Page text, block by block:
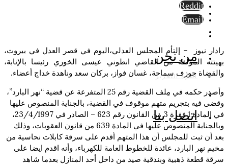
من نحن
أسرة التحرير
اتصل بنا
Reddit
Email
رادار نيوز – إلتأم المجلس العدلي،اليوم في قصر العدل في بيروت،
بهيئته المؤلفة من القاضي انطوني عيسى الخوري رئيسا بالإنابة،
والقضاة جوزف سماحة، غسان فواز، بركان سعد وناهدة خداج أعضاء.
وأصدر حكمه في مِلف القضية رقم 25 المتفرعة عن قضية “نهر البارد”،
وقضى فيه بتجريم متهم موقوف في القضية، بالجناية المنصوص عليها
في المادة 1 فقرة 3 من القانون رقم 623 – الصادر في 23/4/1997،
وبالجناية المنصوص عليها في المادة 639 من قانون العقوبات، وذلك
بعد أن ثبت للمجلس أن هذا المتهم أقدم على سرقة كابلات نحاسية من
مخيم نهر البارد، عائدة للخطوط العامة للكهرباء، وأنه اقدم ايضا على
سرقة قطعة ذهبية وبندقية صيد من داخل أحد المنازل بعدما شاهد